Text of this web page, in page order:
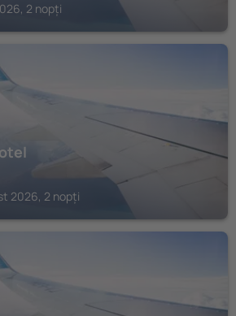
2 nopți
2026, 2 nopți